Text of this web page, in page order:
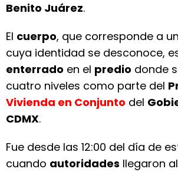
Benito Juárez.
El cuerpo, que corresponde a
cuya identidad se desconoce,
enterrado en el predio donde
cuatro niveles como parte del
Vivienda en Conjunto del
CDMX.
Fue desde las 12:00 del día de
cuando autoridades llegaron